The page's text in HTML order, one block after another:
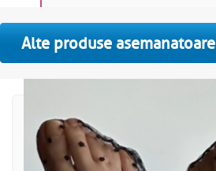
Alte produse asemanatoare